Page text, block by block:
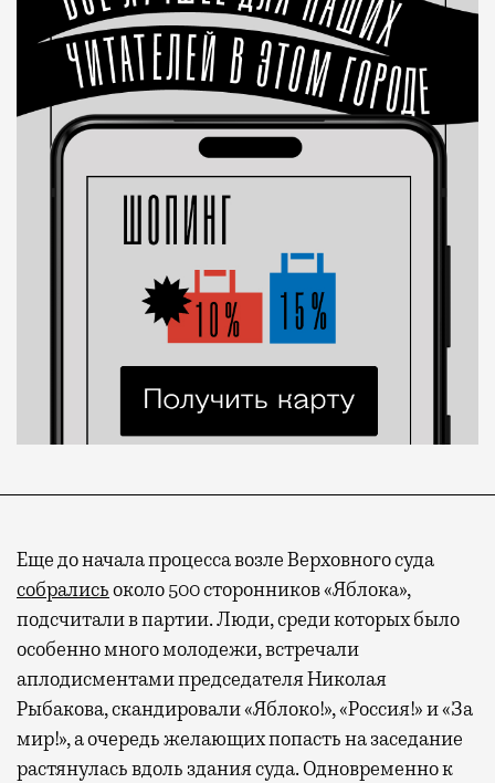
Еще до начала процесса возле Верховного суда
собралисьоколо 500 сторонников «Яблока»,
подсчитали в партии. Люди, среди которых было
особенно много молодежи, встречали
аплодисментами председателя Николая
Рыбакова, скандировали «Яблоко!», «Россия!» и «За
мир!», а очередь желающих попасть на заседание
растянулась вдоль здания суда. Одновременно к